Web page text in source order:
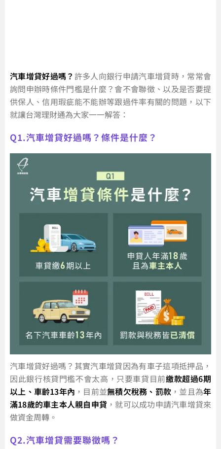
汽車增貸好過嗎？ 許多人向銀行申請汽車增貸時，常常會
詢問申辦時條件門檻是什麼？會不會聯徵、以及是否要提
供保人、信用瑕疵能不能辦等跟過件率有關的問題，以下
就讓台灣理財通為大家一一解答：
Q1.汽車增貸好過嗎？條件是什麼？
汽車增貸好過嗎？其實汽車增貸因為有車子這項抵押品，
因此銀行核貸門檻不會太高，只要車貸目前繳款超過6期
以上、車齡13年內 ，目前並無積欠稅務、罰款 ，並且為年
滿18歲的車主本人親自申貸 ，就可以成功申請汽車增貸來
做資金周轉。
Q2.汽車增貸需要聯徵嗎？